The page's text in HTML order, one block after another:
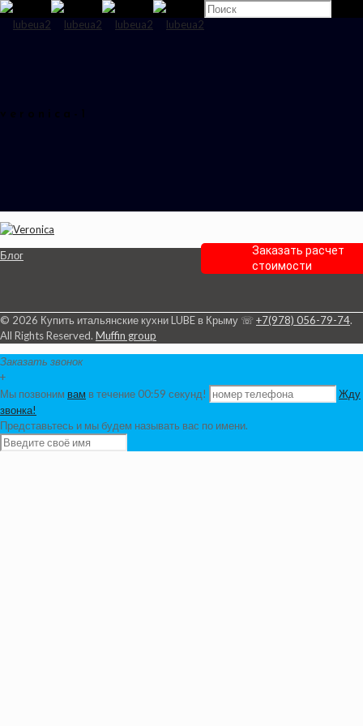
veronica-1
Блог
© 2026 Купить итальянские кухни LUBE в Крыму ☏+7(978) 056-79-74.
All Rights Reserved. Muffin group
Заказать звонок
+
Мы позвоним вам в течение 00:59 секунд!
Жду
звонка!
Представьтесь и мы будем называть вас по имени.
Заказать расчет
стоимости
СЛЕДУЮЩИЙ ШАГ